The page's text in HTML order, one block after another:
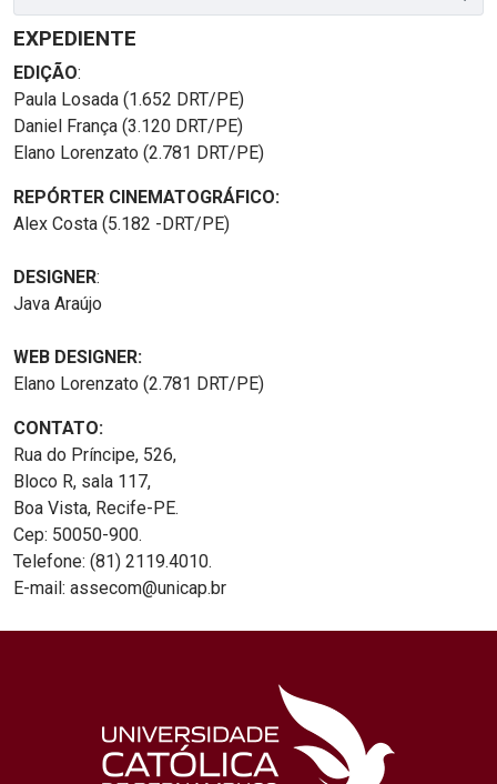
EXPEDIENTE
EDIÇÃO:
Paula Losada (1.652 DRT/PE)
Daniel França (3.120 DRT/PE)
Elano Lorenzato (2.781 DRT/PE)
REPÓRTER CINEMATOGRÁFICO:
Alex Costa (5.182 -DRT/PE)
DESIGNER:
Java Araújo
WEB DESIGNER:
Elano Lorenzato (2.781 DRT/PE)
CONTATO:
Rua do Príncipe, 526,
Bloco R, sala 117,
Boa Vista, Recife-PE.
Cep: 50050-900.
Telefone: (81) 2119.4010.
E-mail: assecom@unicap.br